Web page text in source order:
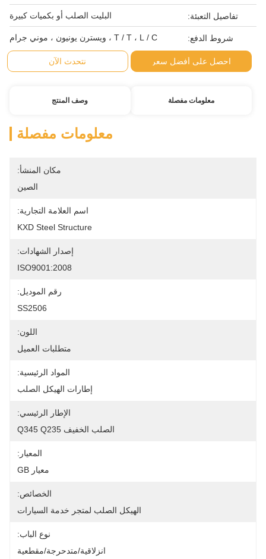
تفاصيل التعبئة: البليت الصلب أو بكميات كبيرة
شروط الدفع: T / T ، L / C ، ويسترن يونيون ، موني جرام
احصل على أفضل سعر نتحدث الآن
معلومات مفصلة وصف المنتج
معلومات مفصلة
مكان المنشأ:
الصين
اسم العلامة التجارية:
KXD Steel Structure
إصدار الشهادات:
ISO9001:2008
رقم الموديل:
SS2506
اللون:
متطلبات العميل
المواد الرئيسية:
إطارات الهيكل الصلب
الإطار الرئيسي:
الصلب الخفيف Q345 Q235
المعيار:
معيار GB
الخصائص:
الهيكل الصلب لمتجر خدمة السيارات
نوع الباب:
انزلاقية/متدحرجة/مقطعية